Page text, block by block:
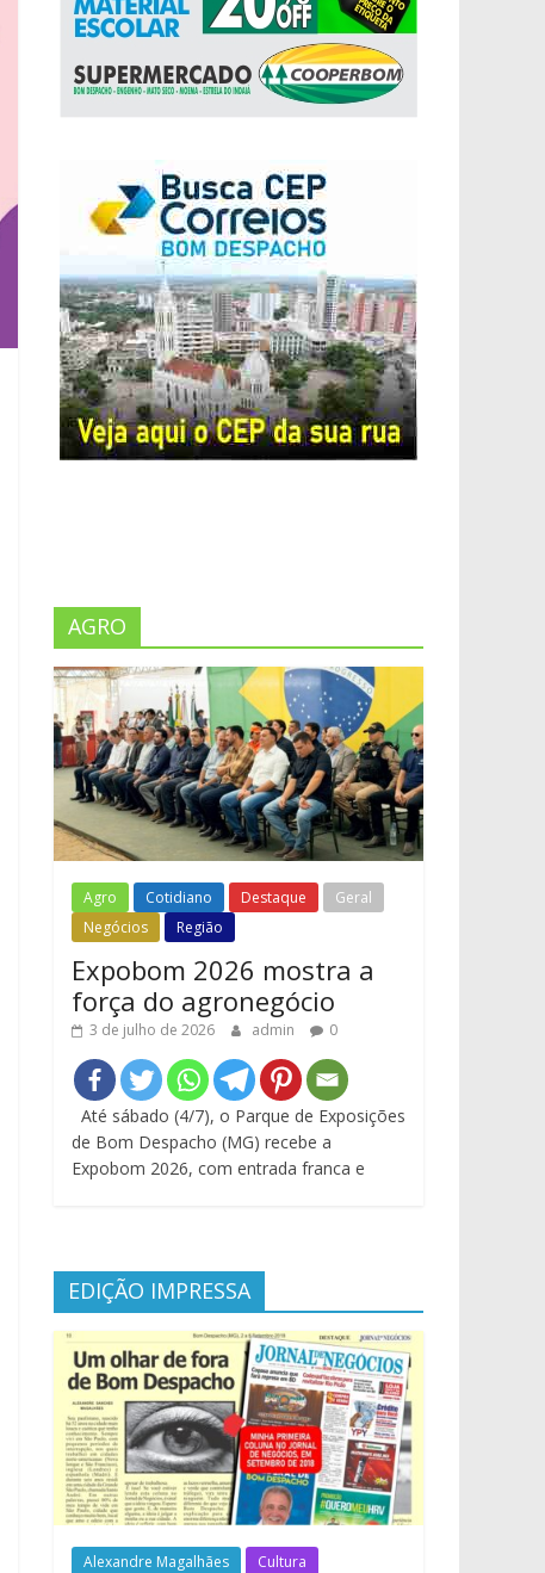
AGRO
Agro Cotidiano Destaque
Geral
Negócios
Região
Expobom 2026 mostra a
força do agronegócio
3 de julho de 2026 admin 0
Até sábado (4/7), o Parque de Exposições
de Bom Despacho (MG) recebe a
Expobom 2026, com entrada franca e
EDIÇÃO IMPRESSA
Alexandre Magalhães
Cultura